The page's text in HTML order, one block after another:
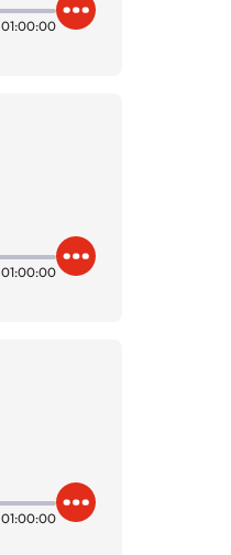
01:00:00
01:00:00
01:00:00